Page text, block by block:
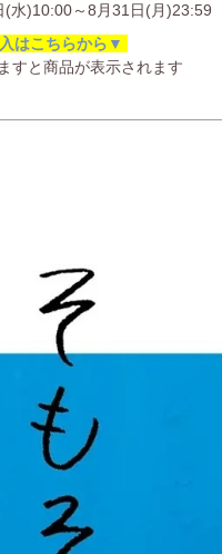
(水)10:00～8月31日(月)23:59
はこちらから▼
すと商品が表示されます